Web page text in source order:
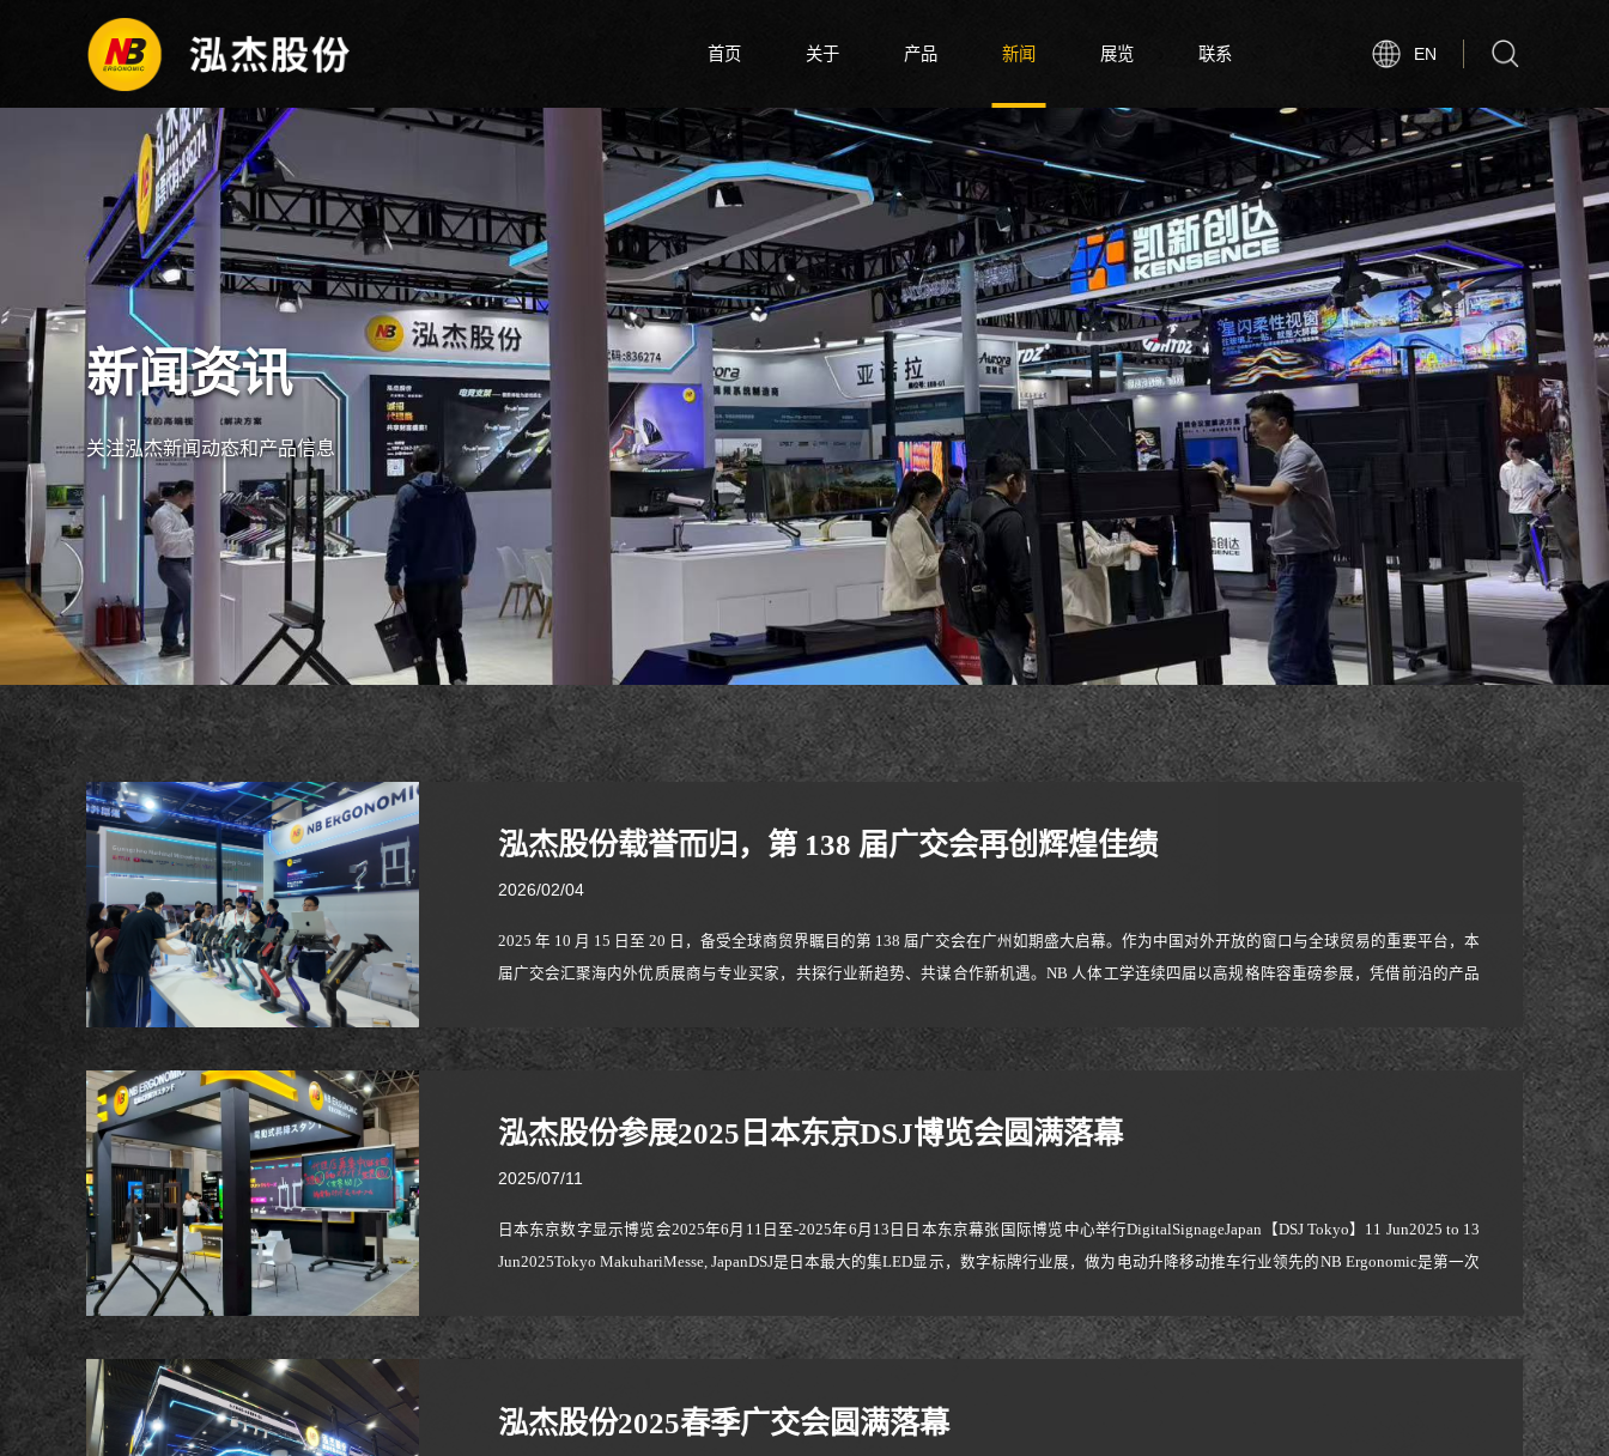
EN
首页 关于 产品 新闻 展览 联系
新闻资讯
关注泓杰新闻动态和产品信息
泓杰股份载誉而归，第 138 届广交会再创辉煌佳绩
2026/02/04
2025 年 10 月 15 日至 20 日，备受全球商贸界瞩目的第 138 届广交会在广州如期盛大启幕。作为中国对外开放的窗口与全球贸易的重要平台，本
届广交会汇聚海内外优质展商与专业买家，共探行业新趋势、共谋合作新机遇。NB 人体工学连续四届以高规格阵容重磅参展，凭借前沿的产品
动协同系统、高端办公解决方案、沉浸式电竞装备等细分赛道的核心技术突破与创新研发成果，尽显行业头部品牌的技
泓杰股份参展2025日本东京DSJ博览会圆满落幕
2025/07/11
日本东京数字显示博览会2025年6月11日至-2025年6月13日日本东京幕张国际博览中心举行DigitalSignageJapan【DSJ Tokyo】11 Jun2025 to 13
Jun2025Tokyo MakuhariMesse, JapanDSJ是日本最大的集LED显示，数字标牌行业展，做为电动升降移动推车行业领先的NB Ergonomic是第一次
位，且对后续合作方式部
泓杰股份2025春季广交会圆满落幕